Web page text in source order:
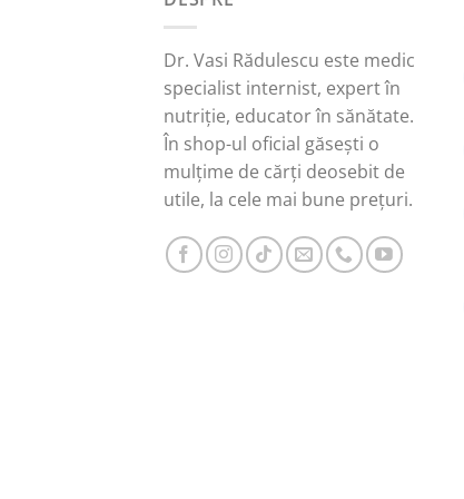
Dr. Vasi Rădulescu este medic
specialist internist, expert în
nutriție, educator în sănătate.
În shop-ul oficial găsești o
mulțime de cărți deosebit de
utile, la cele mai bune prețuri.